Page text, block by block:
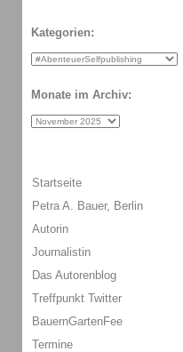
Kategorien:
Monate im Archiv:
Startseite
Petra A. Bauer, Berlin
Autorin
Journalistin
Das Autorenblog
Treffpunkt Twitter
BauernGartenFee
Termine